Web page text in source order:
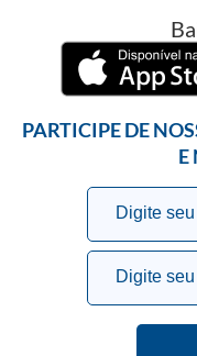
PARTICIPE DE
E